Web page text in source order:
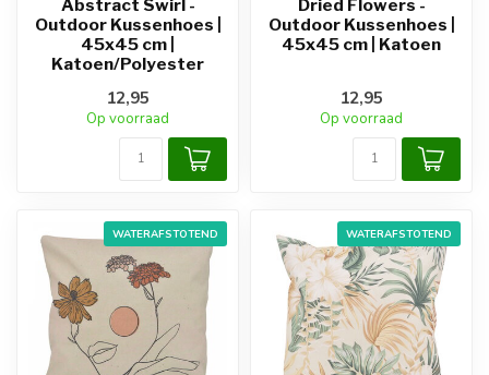
Abstract Swirl -
Outdoor Kussenhoes |
45x45 cm |
Katoen/Polyester
12,95
Op voorraad
Dried Flowers -
Outdoor Kussenhoes |
45x45 cm | Katoen
12,95
Op voorraad
WATERAFSTOTEND WATERAFSTOTEND